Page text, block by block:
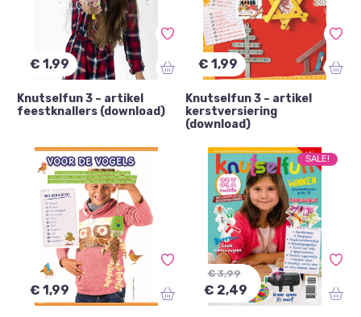
€ 1,99
Knutselfun 3 – artikel
feestknallers (download)
€ 1,99
Knutselfun 3 – artikel
kerstversiering
(download)
€ 1,99
SALE!
€ 3,99
€ 2,49